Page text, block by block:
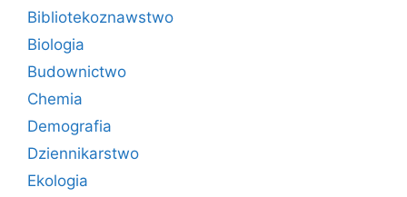
Bibliotekoznawstwo
Biologia
Budownictwo
Chemia
Demografia
Dziennikarstwo
Ekologia